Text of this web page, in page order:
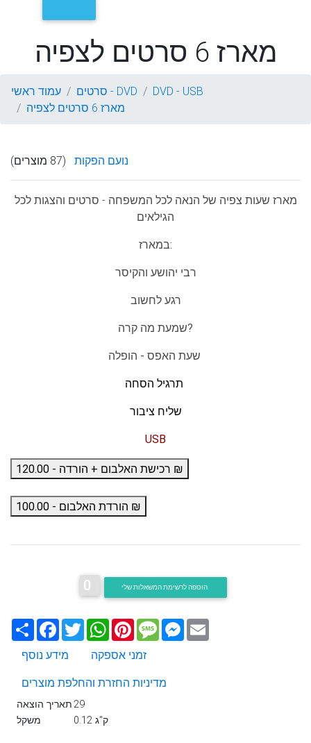
מארז 6 סרטים לצפיה
עמוד ראשי סרטים - DVD
DVD - USB
מארז 6 סרטים לצפיה
נועם הפקות (87 מוצרים)
מארז שעות צפיה של הנאה לכל המשפחה - סרטים והצגות לכל
הגילאים
במארז:
רבי יהושע והקיסר
רגע לחשוב
שמעת מה קרה?
שליח ציבור
USB
רכישת האלבום + הורדה - 120.00 ₪
הורדת האלבום - 100.00 ₪
0
שתף Facebook
TwitterWhatsApp
PinterestMessageMessenger
מידע נוסף
זמני אספקה
מדיניות החזרת והחלפת מוצרים
תאריך הוצאה29
משקל
0.12 ק"ג